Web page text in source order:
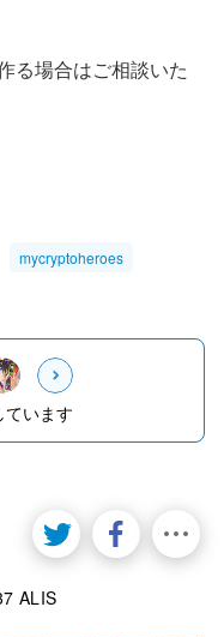
る場合はご相談いた
mycryptoheroes
ています
ALIS